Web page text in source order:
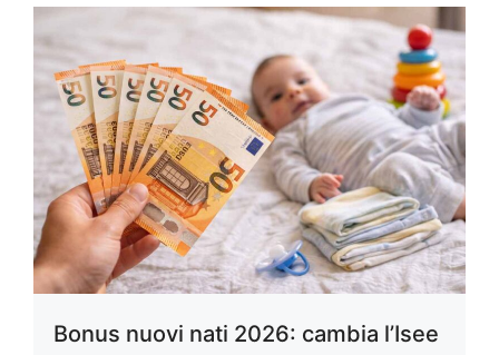
Bonus nuovi nati 2026: cambia l’Isee